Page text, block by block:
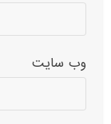
وب‌ سایت